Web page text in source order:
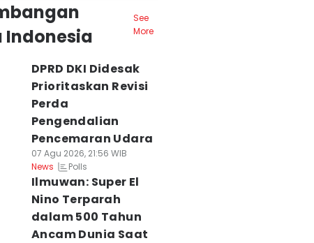
Indonesia
See
More
DPRD DKI Didesak
Prioritaskan Revisi
Perda
Pengendalian
Pencemaran Udara
07 Agu 2026, 21:56 WIB
News
Polls
Ilmuwan: Super El
Nino Terparah
dalam 500 Tahun
Ancam Dunia Saat